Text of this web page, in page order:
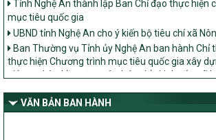
mục tiêu quốc gia
UBND tỉnh Nghệ An cho ý kiến bộ tiêu chí xã
Ban Thường vụ Tỉnh ủy Nghệ An ban hành Chỉ
thực hiện Chương trình mục tiêu quốc gia xây
giảm nghèo bền vững và phát triển kinh tế – xã
dân tộc thiểu số và miền núi giai đoạn 2026 –
Nghệ An
Bộ Dân tộc và Tôn giáo làm việc với UBND tỉnh
VĂN BẢN BAN HÀNH